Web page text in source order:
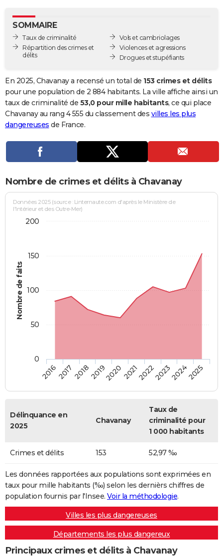
GUIDES D'ACHAT
BONS PLANS
Carte de Noël
Carte Bonne année
Carte Saint-Valentin
Carte Pâques
Carte d'anniversaire
DICTIONNAIRE
Dictionnaire
Biographies
Citations
Expressions
Proverbes
PROGRAMME TV
Se connecter
Entreprises
Service militaire
Avis de recherche
AVIS DE DÉCÈS
Bricolage
Lifestyle
Culture
Sport
Auto
Television
Voyage
Cinema
SOMMAIRE
Taux de criminalité
Répartition des crimes et
délits
Vols et cambriolages
Violences et agressions
Drogues et stupéfiants
En 2025, Chavanay a recensé un total de 153 crimes et délits
pour une population de 2 884 habitants. La ville affiche ainsi un
taux de criminalité de 53,0 pour mille habitants, ce qui place
Chavanay au rang 4 555 du classement des villes les plus
dangereuses de France.
Nombre de crimes et délits à Chavanay
Nombre de faits
Données 2025 (source : Linternaute.com d'après le Ministère de
l'Intérieur et des Outre-Mer)
2016201720182019202020212022202320242025
0
50
100
150
200
Délinquance en
2025
Chavanay
Taux de
criminalité pour
1 000 habitants
Crimes et délits 153 52,97 ‰
Les données rapportées aux populations sont exprimées en
taux pour mille habitants (‰) selon les dernièrs chiffres de
population fournis par l'Insee. Voir la méthodologie.
Villes les plus dangereuses
Départements les plus dangereux
Principaux crimes et délits à Chavanay